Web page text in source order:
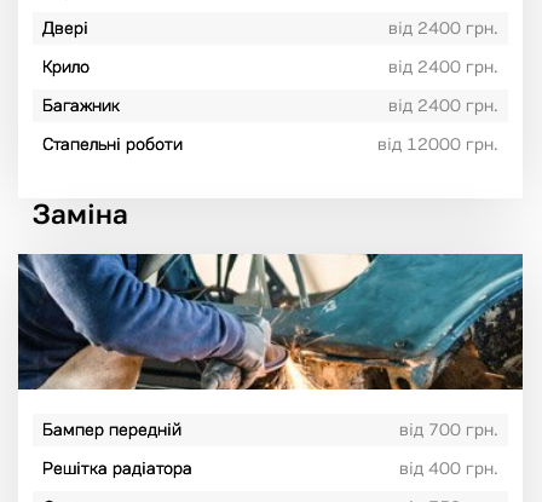
Двері
від 2400 грн.
Крило
від 2400 грн.
Багажник
від 2400 грн.
Стапельні роботи
від 12000 грн.
Заміна
Бампер передній
від 700 грн.
Решітка радіатора
від 400 грн.